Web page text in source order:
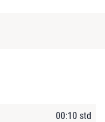
00:10 std